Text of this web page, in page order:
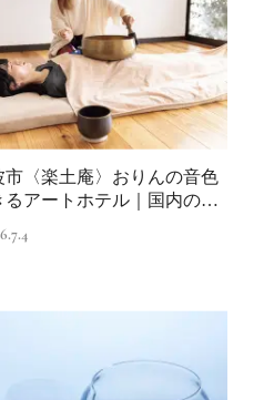
市〈楽土庵〉おりんの音色
るアートホテル｜国内のリ